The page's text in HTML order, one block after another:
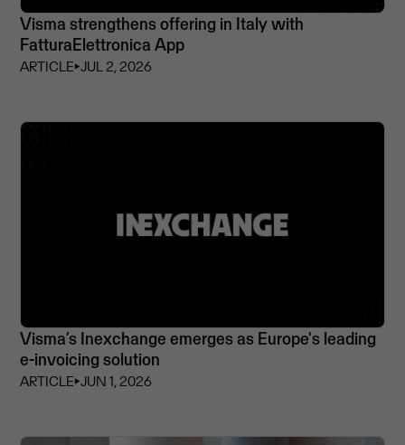
Visma strengthens offering in Italy with
FatturaElettronica App
ARTICLE⏵JUL 2, 2026
Visma’s Inexchange emerges as Europe's leading
e-invoicing solution
ARTICLE⏵JUN 1, 2026